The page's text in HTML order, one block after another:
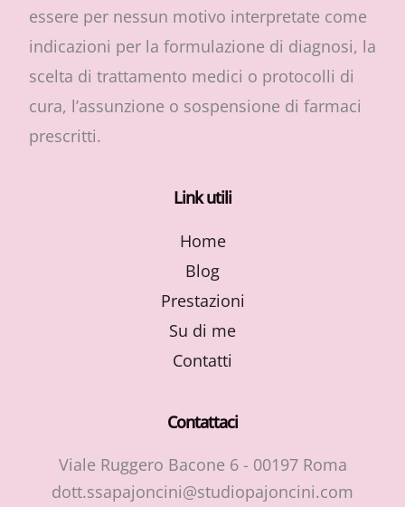
essere per nessun motivo interpretate come
indicazioni per la formulazione di diagnosi, la
scelta di trattamento medici o protocolli di
cura, l’assunzione o sospensione di farmaci
prescritti.
Link utili
Home
Blog
Prestazioni
Su di me
Contatti
Contattaci
Viale Ruggero Bacone 6 - 00197 Roma
dott.ssapajoncini@studiopajoncini.com